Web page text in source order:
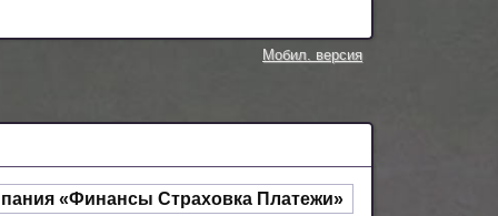
Мобил. версия
«Финансы Страховка Платежи»